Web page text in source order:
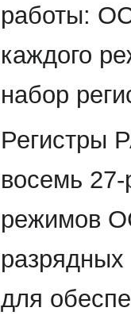
работы:
каждого
набор
Регистры
восемь
режимов
разрядных
для